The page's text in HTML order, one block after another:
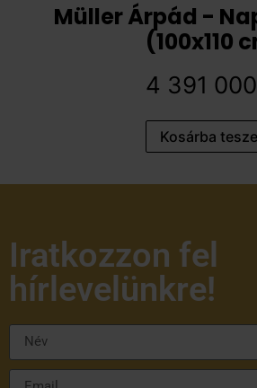
Müller Árpád -
(100x110
4 391 000
Kosárba
Iratkozzon fel
hírlevelünkre!